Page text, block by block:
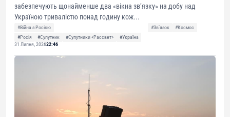
забезпечують щонайменше два «вікна зв’язку» на добу над
Україною тривалістю понад годину кож...
#Війна з Росією #Звʼязок
#Космос
#Росія
#Супутник #Супутники «Рассвет»
#Україна
31 Липня, 202622:46